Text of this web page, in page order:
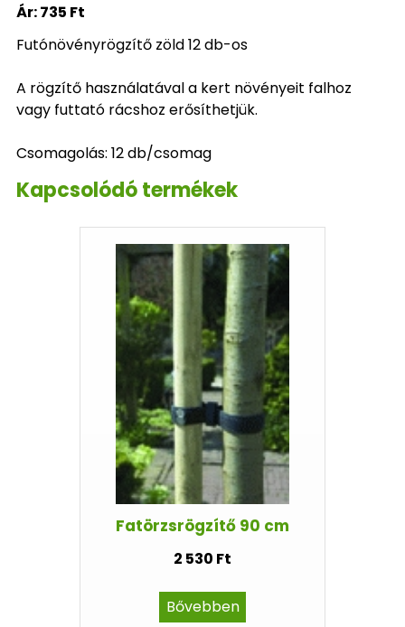
Ár:735 Ft
Futónövényrögzítő zöld 12 db-os
A rögzítő használatával a kert növényeit falhoz
vagy futtató rácshoz erősíthetjük.
Csomagolás: 12 db/csomag
Kapcsolódó termékek
Fatörzsrögzítő 90 cm
2 530 Ft
Bővebben